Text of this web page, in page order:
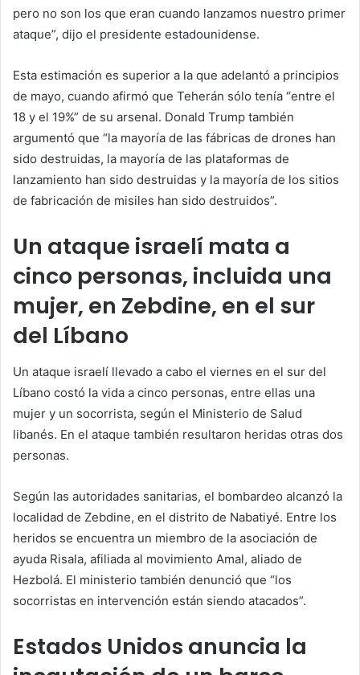
pero no son los que eran cuando lanzamos nuestro primer
ataque”, dijo el presidente estadounidense.
Esta estimación es superior a la que adelantó a principios
de mayo, cuando afirmó que Teherán sólo tenía “entre el
18 y el 19%” de su arsenal. Donald Trump también
argumentó que “la mayoría de las fábricas de drones han
sido destruidas, la mayoría de las plataformas de
lanzamiento han sido destruidas y la mayoría de los sitios
de fabricación de misiles han sido destruidos”.
Un ataque israelí mata a
cinco personas, incluida una
mujer, en Zebdine, en el sur
del Líbano
Un ataque israelí llevado a cabo el viernes en el sur del
Líbano costó la vida a cinco personas, entre ellas una
mujer y un socorrista, según el Ministerio de Salud
libanés. En el ataque también resultaron heridas otras dos
personas.
Según las autoridades sanitarias, el bombardeo alcanzó la
localidad de Zebdine, en el distrito de Nabatiyé. Entre los
heridos se encuentra un miembro de la asociación de
ayuda Risala, afiliada al movimiento Amal, aliado de
Hezbolá. El ministerio también denunció que “los
socorristas en intervención están siendo atacados”.
Estados Unidos anuncia la